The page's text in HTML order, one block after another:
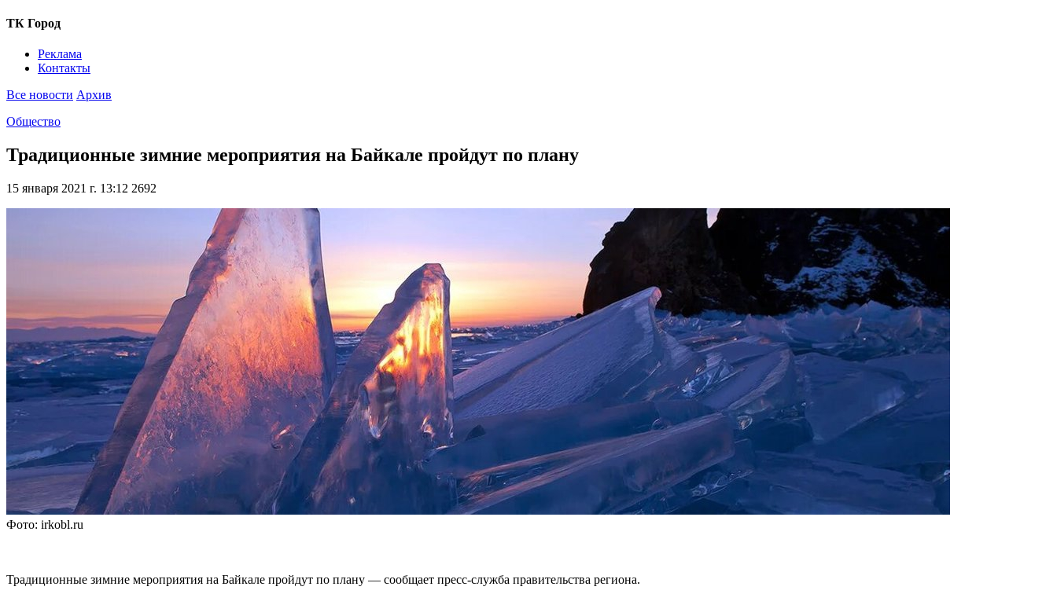
ТК Город
Реклама
Контакты
Все новости Архив
Общество
Традиционные зимние мероприятия на Байкале пройдут по плану
15 января 2021 г. 13:12 2692
Фото: irkobl.ru
Традиционные зимние мероприятия на Байкале пройдут по плану — сообщает пресс-служба правительства региона.